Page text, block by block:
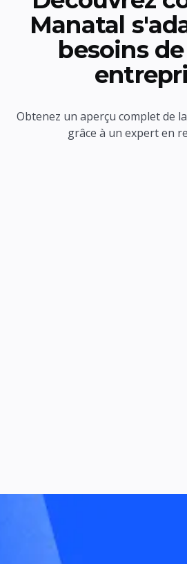
Manatal
besoins
Obtenez un aperçu complet de
grâce à un expert en